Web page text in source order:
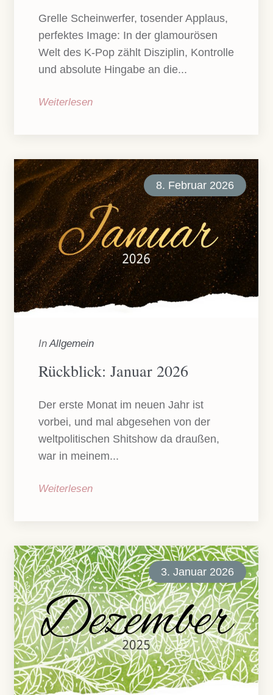
Grelle Scheinwerfer, tosender Applaus,
perfektes Image: In der glamourösen
Welt des K-Pop zählt Disziplin, Kontrolle
und absolute Hingabe an die...
Weiterlesen
8. Februar 2026
In Allgemein
Rückblick: Januar 2026
Der erste Monat im neuen Jahr ist
vorbei, und mal abgesehen von der
weltpolitischen Shitshow da draußen,
war in meinem...
Weiterlesen
3. Januar 2026